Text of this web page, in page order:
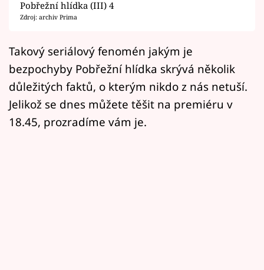
Pořady
Mámy sobě
Přihlášení
Sledujte nás
Pobřežní hlídka (III) 4
Zdroj: archiv Prima
Takový seriálový fenomén jakým je
bezpochyby Pobřežní hlídka skrývá několik
důležitých faktů, o kterým nikdo z nás netuší.
Jelikož se dnes můžete těšit na premiéru v
18.45, prozradíme vám je.